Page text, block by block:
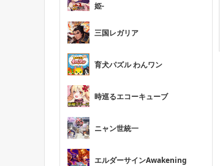
姫-
三国レガリア
育犬パズル わんワン
時巡るエコーキューブ
ニャン世統一
エルダーサインAwakening